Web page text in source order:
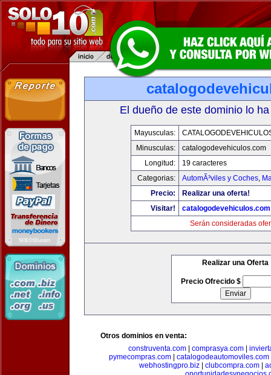
El dueño de este dominio lo
Mayusculas:
Minusculas:
catalogodevehiculos.com
Longitud:
19 caracteres
Categorias:
AutomÃ³viles y Coches,
Precio:
Realizar una oferta!
Visitar!
catalogodevehiculos.com
Serán consideradas
Realizar una Oferta
Precio Ofrecido $
Otros dominios en venta:
construventa.com| comprasya.com|
pymecompras.com| catalogodeautomoviles.com
webhostingpro.biz| clubcompra.com|